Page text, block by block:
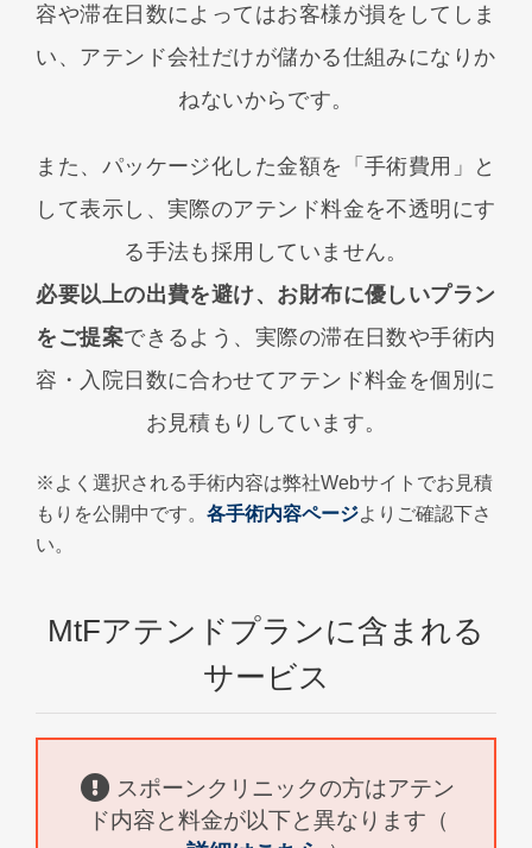
容や滞在日数によってはお客様が損をしてしま
い、アテンド会社だけが儲かる仕組みになりか
ねないからです。
また、パッケージ化した金額を「手術費用」と
して表示し、実際のアテンド料金を不透明にす
る手法も採用していません。
必要以上の出費を避け、お財布に優しいプラン
をご提案できるよう、実際の滞在日数や手術内
容・入院日数に合わせてアテンド料金を個別に
お見積もりしています。
※よく選択される手術内容は弊社Webサイトでお見積
もりを公開中です。 各手術内容ページよりご確認下さ
い。
MtFアテンドプランに含まれる
サービス
スポーンクリニックの方はアテン
ド内容と料金が以下と異なります（